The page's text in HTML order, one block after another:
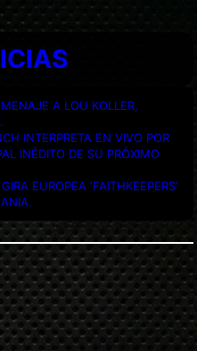
A LOU KOLLER,
INTERPRETA EN VIVO POR
INÉDITO DE SU PRÓXIMO
EUROPEA ‘FAITHKEEPERS’